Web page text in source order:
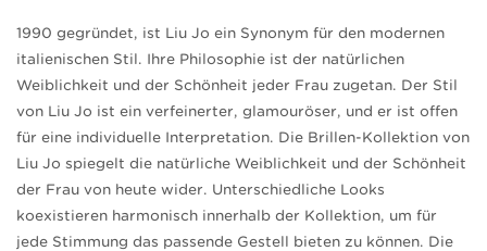
1990 gegründet, ist Liu Jo ein Synonym für den modernen
italienischen Stil. Ihre Philosophie ist der natürlichen
Weiblichkeit und der Schönheit jeder Frau zugetan. Der Stil
von Liu Jo ist ein verfeinerter, glamouröser, und er ist offen
für eine individuelle Interpretation. Die Brillen-Kollektion von
Liu Jo spiegelt die natürliche Weiblichkeit und der Schönheit
der Frau von heute wider. Unterschiedliche Looks
koexistieren harmonisch innerhalb der Kollektion, um für
jede Stimmung das passende Gestell bieten zu können. Die